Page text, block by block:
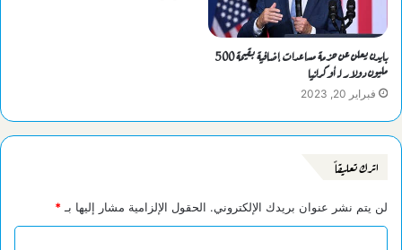
بايدن يعلن عن حزمة مساعدات إضافية بقيمة 500
مليون دولار لـ أوكرانيا
فبراير 20, 2023
اترك تعليقاً
لن يتم نشر عنوان بريدك الإلكتروني. الحقول الإلزامية مشار إليها بـ *